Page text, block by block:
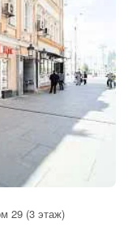
29 (3 этаж)